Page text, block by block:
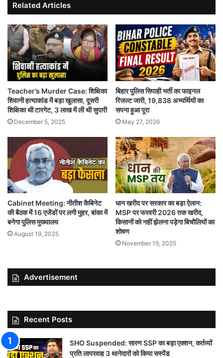
Related Articles
Teacher’s Murder Case: शिक्षिका
शिवानी हत्याकांड में बड़ा खुलासा, दूसरी
शिक्षिका थी टारगेट, 3 लाख में ली थी सुपारी
December 5, 2025
बिहार पुलिस सिपाही भर्ती का फाइनल
रिजल्ट जारी, 19,838 अभ्यर्थियों का
सपना हुआ पूरा
May 27, 2026
Cabinet Meeting: नीतीश कैबिनेट
की बैठक में 16 एजेंडों पर लगी मुहर, बांका में
बनेगा पुलिस मुख्यालय
August 19, 2025
धान खरीद पर सरकार का बड़ा ऐलान:
MSP पर फरवरी 2026 तक खरीद,
किसानों को नहीं झेलना पड़ेगा बिचौलियों का
शोषण
November 19, 2025
Advertisement
Recent Posts
SHO Suspended: सारण SSP का बड़ा एक्शन, कर्तव्यों
प्रति लापरवाह 3 थानेदारों को किया सस्पेंड